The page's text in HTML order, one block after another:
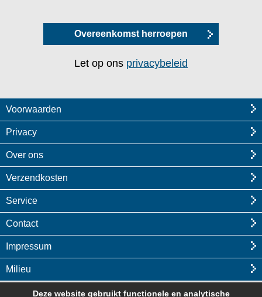
Overeenkomst herroepen
Let op ons privacybeleid
Voorwaarden
Privacy
Over ons
Verzendkosten
Service
Contact
Impressum
Milieu
Deze website gebruikt functionele en analytische